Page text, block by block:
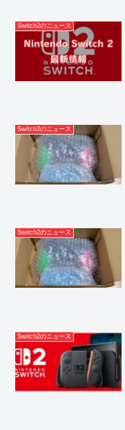
Switch2のニュース
Switch2のニュース
Switch2のニュース
Switch2のニュース